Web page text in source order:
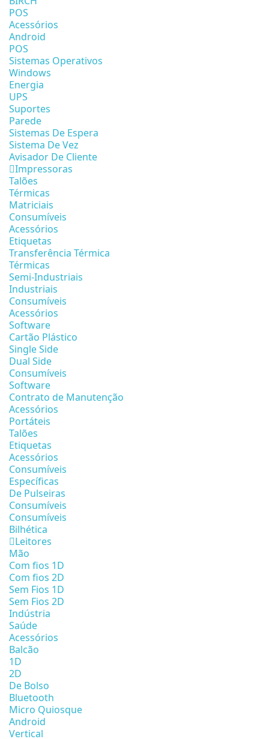
POS
Acessórios
Android
POS
Sistemas Operativos
Windows
Energia
UPS
Suportes
Parede
Sistemas De Espera
Sistema De Vez
Avisador De Cliente
Impressoras
Talões
Térmicas
Matriciais
Consumíveis
Acessórios
Etiquetas
Transferência Térmica
Térmicas
Semi-Industriais
Industriais
Consumíveis
Acessórios
Software
Cartão Plástico
Single Side
Dual Side
Consumíveis
Software
Contrato de Manutenção
Acessórios
Portáteis
Talões
Etiquetas
Acessórios
Consumíveis
Específicas
De Pulseiras
Consumíveis
Consumíveis
Bilhética
Leitores
Mão
Com fios 1D
Com fios 2D
Sem Fios 1D
Sem Fios 2D
Indústria
Saúde
Acessórios
Balcão
1D
2D
De Bolso
Bluetooth
Micro Quiosque
Android
Vertical